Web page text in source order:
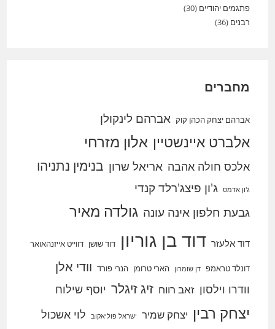
פתגמים יהודיים (30)
רבנים (36)
מחברים
אברהם יצחק הכהן קוק אברהם לינקולן
אלברט איינשטיין אלון מזרחי
אלכס חולה אהבה אריאל שרון בנימין נתניהו
ג'ון אדמס ג'ון פיצג'רלד קנדי
גבעת חלפון אינה עונה גולדה מאיר
דוד אלעזר דוד בן גוריון דוד שושן דווייט אייזנהאואר
דונלד טראמפ דן שומרון הארי טרומן הנרי פורד וודי אלן
וודרו וילסון זאב רווח זיג זיגלר יוסף שילוח
יצחק רבין יצחק שמיר ישראל פוליאקוב לוי אשכול